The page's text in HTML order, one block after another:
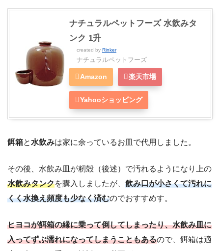
ナチュラルペットフーズ 水飲みタ
ンク 1升
created by Rinker
ナチュラルペットフーズ
Amazon 楽天市場
Yahooショッピング
餌箱と水飲みは家に余っているお皿で代用しました。
その後、水飲み皿が籾殻（後述）で汚れるようになり上の
水飲みタンクを購入しましたが、 飲み口が小さくて汚れに
くく水換え頻度も少なく済むのでおすすめす。
ヒヨコが餌箱の縁に乗って倒してしまったり、水飲み皿に
入ってずぶ濡れになってしまうこともあるので、餌箱は適